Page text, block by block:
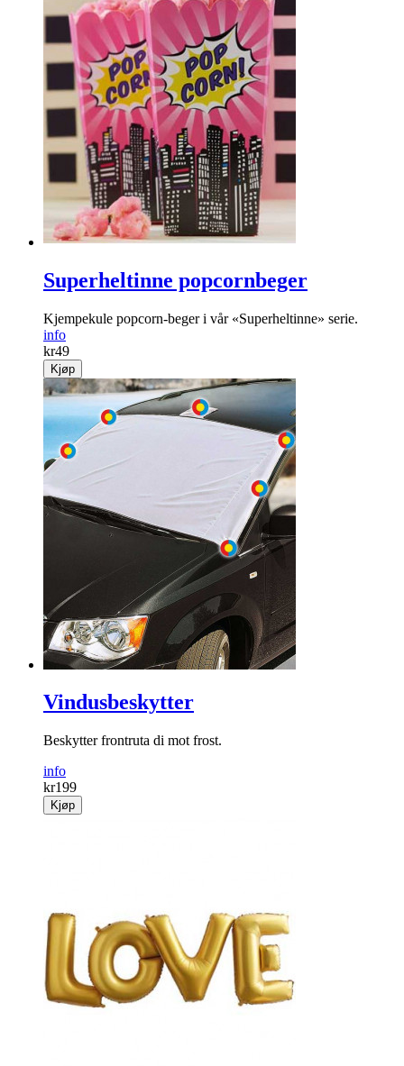
Superheltinne popcornbeger
Kjempekule popcorn-beger i vår «Superheltinne» serie.
info
kr49
Kjøp
Vindusbeskytter
Beskytter frontruta di mot frost.
info
kr199
Kjøp